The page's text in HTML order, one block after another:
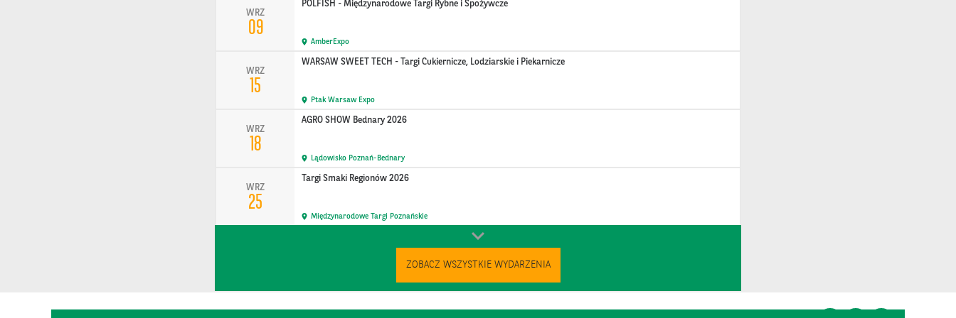
WRZ
09
POLFISH - Międzynarodowe Targi Rybne i Spożywcze
AmberExpo
WRZ
15
WARSAW SWEET TECH - Targi Cukiernicze, Lodziarskie i Piekarnicze
Ptak Warsaw Expo
WRZ
18
AGRO SHOW Bednary 2026
Lądowisko Poznań-Bednary
WRZ
25
Targi Smaki Regionów 2026
Międzynarodowe Targi Poznańskie
ZOBACZ WSZYSTKIE WYDARZENIA